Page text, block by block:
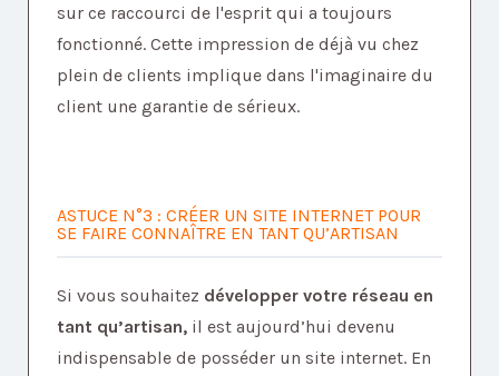
sur ce raccourci de l'esprit qui a toujours
fonctionné. Cette impression de déjà vu chez
plein de clients implique dans l'imaginaire du
client une garantie de sérieux.
ASTUCE N°3 : CRÉER UN SITE INTERNET POUR
SE FAIRE CONNAÎTRE EN TANT QU’ARTISAN
Si vous souhaitez développer votre réseau en
tant qu’artisan, il est aujourd’hui devenu
indispensable de posséder un site internet. En